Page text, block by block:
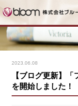
2023.06.08
【ブログ更新】
を開始しました！